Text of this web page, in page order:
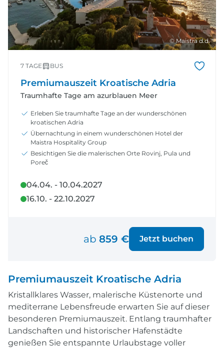
© Maistra d.d.
7 TAGE BUS
Premiumauszeit Kroatische Adria
Traumhafte Tage am azurblauen Meer
Erleben Sie traumhafte Tage an der wunderschönen
kroatischen Adria
Übernachtung in einem wunderschönen Hotel der
Maistra Hospitality Group
Besichtigen Sie die malerischen Orte Rovinj, Pula und
Poreč
04.04. - 10.04.2027
16.10. - 22.10.2027
ab 859 € Jetzt buchen
Premiumauszeit Kroatische Adria
Kristallklares Wasser, malerische Küstenorte und
mediterrane Lebensfreude erwarten Sie auf dieser
besonderen Premiumauszeit. Entlang traumhafter
Landschaften und historischer Hafenstädte
genießen Sie entspannte Urlaubstage voller